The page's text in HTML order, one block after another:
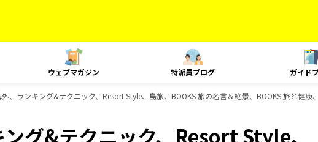
ウェブマガジン 特派員ブログ ガイド
、ランキング&テクニック、Resort Style、島旅、BOOKS 旅の名言＆絶景、BOOKS 旅と健康
グ&テクニック、Resort Style、